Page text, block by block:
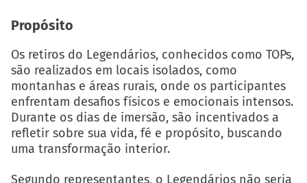
Propósito
Os retiros do Legendários, conhecidos como TOPs,
são realizados em locais isolados, como
montanhas e áreas rurais, onde os participantes
enfrentam desafios físicos e emocionais intensos.
Durante os dias de imersão, são incentivados a
refletir sobre sua vida, fé e propósito, buscando
uma transformação interior.
Segundo representantes, o Legendários não seria